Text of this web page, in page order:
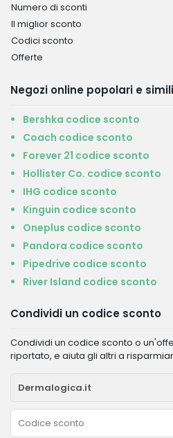
Numero di sconti
Il miglior sconto
Codici sconto
Offerte
Negozi online popolari e
Bershka codice sconto
Coach codice sconto
Forever 21 codice sconto
Hollister Co. codice sconto
IHG codice sconto
Kinguin codice sconto
Oneplus codice sconto
Pandora codice sconto
Pipedrive codice sconto
River Island codice sconto
Condividi un codice sconto
Condividi un codice sconto o
riportato, e aiuta gli altri a